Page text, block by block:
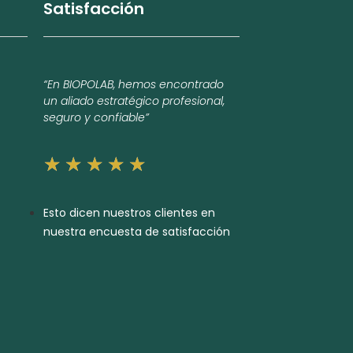
Satisfacción
“En BIOPOLAB, hemos encontrado
un aliado estratégico profesional,
seguro y confiable”
★ ★ ★ ★ ★
Esto dicen nuestros clientes en
nuestra encuesta de satisfacción